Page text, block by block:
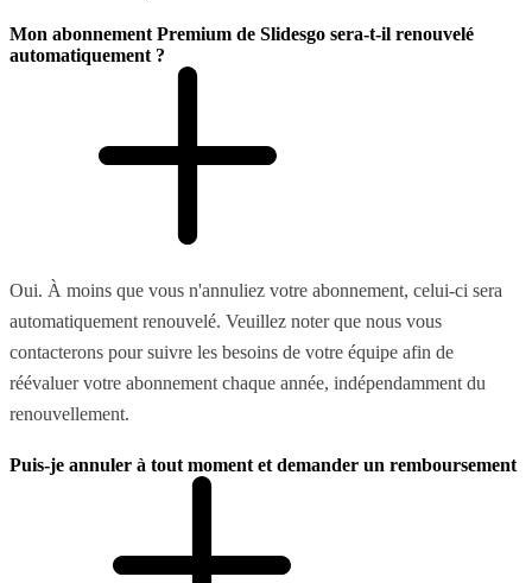
Mon abonnement Premium de Slidesgo sera-t-il renouvelé
automatiquement ?
Oui. À moins que vous n'annuliez votre abonnement, celui-ci sera
automatiquement renouvelé. Veuillez noter que nous vous
contacterons pour suivre les besoins de votre équipe afin de
réévaluer votre abonnement chaque année, indépendamment du
renouvellement.
Puis-je annuler à tout moment et demander un remboursement